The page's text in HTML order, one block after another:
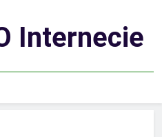
Internecie